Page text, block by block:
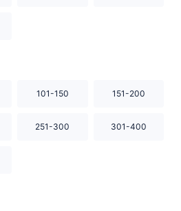
101-150 151-200
251-300 301-400